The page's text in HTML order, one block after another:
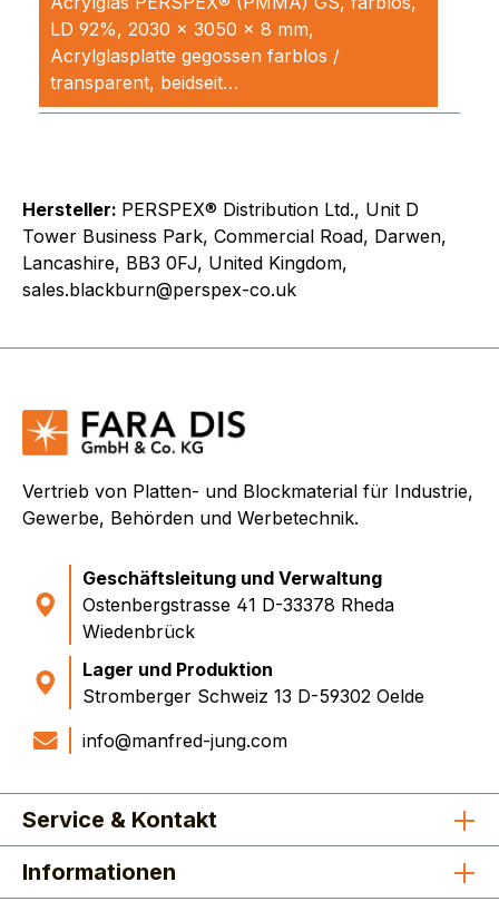
LD 92%, 2030 x 3050 x 8 mm,
Acrylglasplatte gegossen farblos /
transparent, beidseit…
Hersteller: PERSPEX® Distribution Ltd., Unit D
Tower Business Park, Commercial Road, Darwen,
Lancashire, BB3 0FJ, United Kingdom,
sales.blackburn@perspex-co.uk
Vertrieb von Platten- und Blockmaterial für Industrie,
Gewerbe, Behörden und Werbetechnik.
Geschäftsleitung und Verwaltung
Ostenbergstrasse 41 D-33378 Rheda
Wiedenbrück
Lager und Produktion
Stromberger Schweiz 13 D-59302 Oelde
info@manfred-jung.com
Service & Kontakt
Informationen